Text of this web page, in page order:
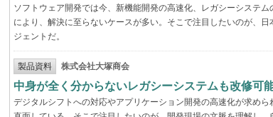
ソフトウェア開発では今、新機能開発の高速化、レガシーシステ
により、解決に至らないケースが多い。そこで注目したいのが、
ジェントだ。
製品資料 株式会社大塚商会
中身が全く分からないレガシーシステムも改修
デジタルシフトへの対応やアプリケーション開発の高速化が求め